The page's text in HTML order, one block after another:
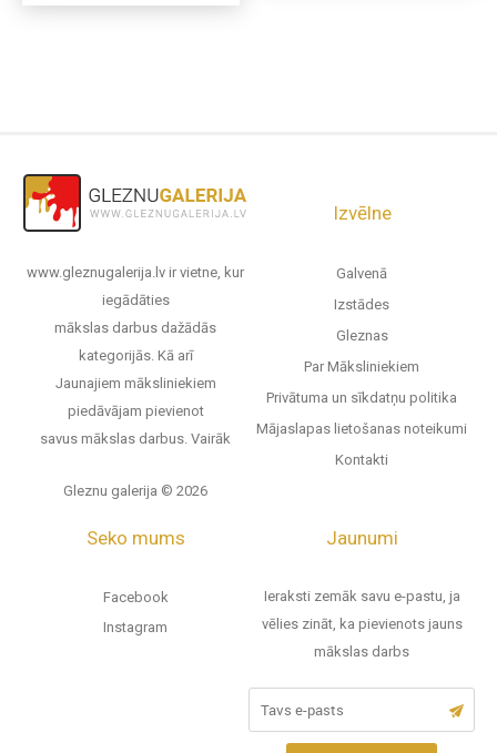
www.gleznugalerija.lv ir vietne, kur
iegādāties
mākslas darbus dažādās
kategorijās. Kā arī
Jaunajiem māksliniekiem
piedāvājam pievienot
savus mākslas darbus. Vairāk
Gleznu galerija © 2026
Izvēlne
Galvenā
Izstādes
Gleznas
Par Māksliniekiem
Privātuma un sīkdatņu politika
Mājaslapas lietošanas noteikumi
Kontakti
Seko mums
Facebook
Instagram
Jaunumi
Ieraksti zemāk savu e-pastu, ja
vēlies zināt, ka pievienots jauns
mākslas darbs